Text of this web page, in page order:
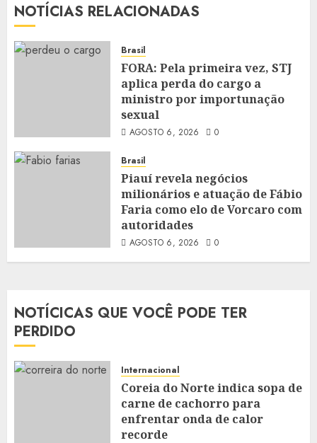
NOTÍCIAS RELACIONADAS
Brasil
FORA: Pela primeira vez, STJ
aplica perda do cargo a
ministro por importunação
sexual
AGOSTO 6, 2026 0
Brasil
Piauí revela negócios
milionários e atuação de Fábio
Faria como elo de Vorcaro com
autoridades
AGOSTO 6, 2026 0
NOTÍCICAS QUE VOCÊ PODE TER
PERDIDO
Internacional
Coreia do Norte indica sopa de
carne de cachorro para
enfrentar onda de calor
recorde